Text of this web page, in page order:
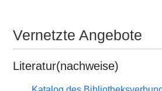
Vernetzte Angebote
Literatur(nachweise)